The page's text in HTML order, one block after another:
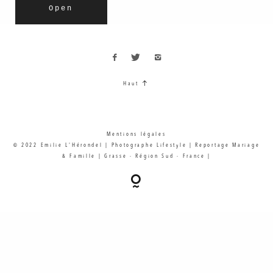
Open
© 2022 Emilie L'Hérondel | Photographe Lifestyle | Reportage Mariage
& Famille | Grasse - Région Sud - France |
Mentions légales
Haut